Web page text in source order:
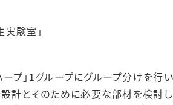
験室」
プ」1グループにグループ分けを行
とそのために必要な部材を検討し